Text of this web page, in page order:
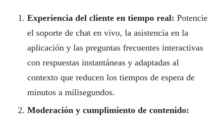
Experiencia del cliente en tiempo real: Potencie
el soporte de chat en vivo, la asistencia en la
aplicación y las preguntas frecuentes interactivas
con respuestas instantáneas y adaptadas al
contexto que reducen los tiempos de espera de
minutos a milisegundos.
Moderación y cumplimiento de contenido: